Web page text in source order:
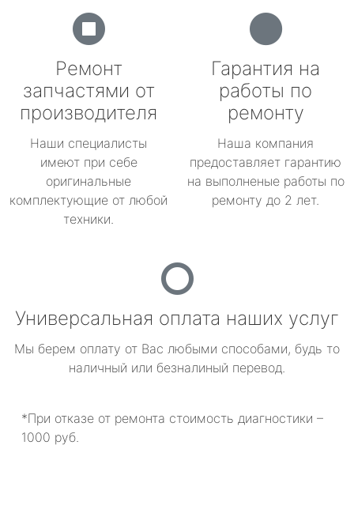
Ремонт
запчастями от
производителя
Наши специалисты
имеют при себе
оригинальные
комплектующие от любой
техники.
Гарантия на
работы по
ремонту
Наша компания
предоставляет гарантию
на выполненые работы по
ремонту до 2 лет.
Универсальная оплата наших услуг
Мы берем оплату от Вас любыми способами, будь то
наличный или безналиный перевод.
*При отказе от ремонта стоимость диагностики –
1000 руб.